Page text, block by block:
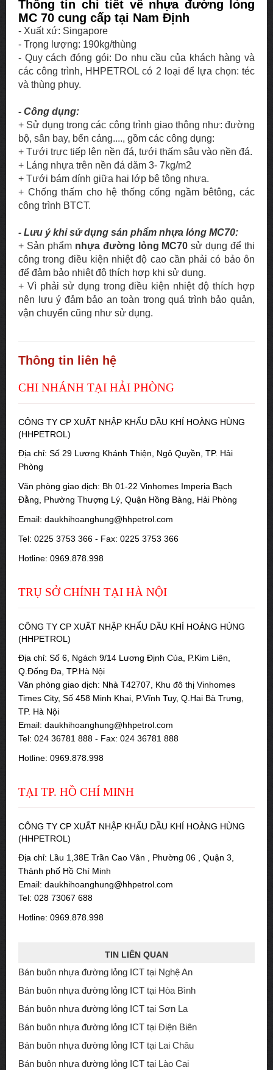
Thông tin chi tiết về nhựa đường lỏng
MC 70 cung cấp tại Nam Định
- Xuất xứ: Singapore
- Trọng lượng: 190kg/thùng
- Quy cách đóng gói: Do nhu cầu của khách hàng và
các công trình, HHPETROL có 2 loại để lựa chọn: téc
và thùng phuy.
- Công dụng:
+ Sử dụng trong các công trình giao thông như: đường
bộ, sân bay, bến cảng...., gồm các công dụng:
+ Tưới trực tiếp lên nền đá, tưới thấm sâu vào nền đá.
+ Láng nhựa trên nền đá dăm 3- 7kg/m2
+ Tưới bám dính giữa hai lớp bê tông nhựa.
+ Chống thấm cho hệ thống cống ngầm bêtông, các
công trình BTCT.
- Lưu ý khi sử dụng sản phẩm nhựa lỏng MC70:
+ Sản phẩm nhựa đường lỏng MC70 sử dụng để thi
công trong điều kiện nhiệt độ cao cần phải có bảo ôn
để đảm bảo nhiệt độ thích hợp khi sử dụng.
+ Vì phải sử dụng trong điều kiện nhiệt độ thích hợp
nên lưu ý đảm bảo an toàn trong quá trình bảo quản,
vận chuyển cũng như sử dụng.
Thông tin liên hệ
CHI NHÁNH TẠI HẢI PHÒNG
CÔNG TY CP XUẤT NHẬP KHẨU DẦU KHÍ HOÀNG HÙNG
(HHPETROL)
Địa chỉ: Số 29 Lương Khánh Thiện, Ngô Quyền, TP. Hải
Phòng
Văn phòng giao dịch: Bh 01-22 Vinhomes Imperia Bạch
Đằng, Phường Thượng Lý, Quận Hồng Bàng, Hải Phòng
Email: daukhihoanghung@hhpetrol.com
Tel: 0225 3753 366 - Fax: 0225 3753 366
Hotline: 0969.878.998
TRỤ SỞ CHÍNH TẠI HÀ NỘI
CÔNG TY CP XUẤT NHẬP KHẨU DẦU KHÍ HOÀNG HÙNG
(HHPETROL)
Địa chỉ: Số 6, Ngách 9/14 Lương Định Của, P.Kim Liên,
Q.Đống Đa, TP.Hà Nội
Văn phòng giao dịch: Nhà T42707, Khu đô thị Vinhomes
Times City, Số 458 Minh Khai, P.Vĩnh Tuy, Q.Hai Bà Trưng,
TP. Hà Nội
Email: daukhihoanghung@hhpetrol.com
Tel: 024 36781 888 - Fax: 024 36781 888
Hotline: 0969.878.998
TẠI TP. HỒ CHÍ MINH
CÔNG TY CP XUẤT NHẬP KHẨU DẦU KHÍ HOÀNG HÙNG
(HHPETROL)
Địa chỉ: Lầu 1,38E Trần Cao Vân , Phường 06 , Quận 3,
Thành phố Hồ Chí Minh
Email: daukhihoanghung@hhpetrol.com
Tel: 028 73067 688
Hotline: 0969.878.998
TIN LIÊN QUAN
Bán buôn nhựa đường lỏng ICT tại Nghệ An
Bán buôn nhựa đường lỏng ICT tại Hòa Bình
Bán buôn nhựa đường lỏng ICT tại Sơn La
Bán buôn nhựa đường lỏng ICT tại Điện Biên
Bán buôn nhựa đường lỏng ICT tại Lai Châu
Bán buôn nhựa đường lỏng ICT tại Lào Cai